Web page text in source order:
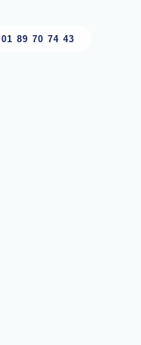
01 89 70 74 43